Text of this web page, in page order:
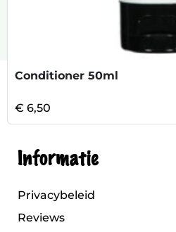
Conditioner 50ml
€ 6,50
Informatie
Privacybeleid
Reviews